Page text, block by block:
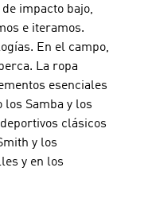
impacto bajo,
e iteramos.
En el campo,
La ropa
esenciales
los Samba y los
clásicos
y los
y en los